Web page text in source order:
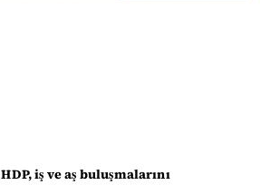
HDP, iş ve aş buluşmalarını